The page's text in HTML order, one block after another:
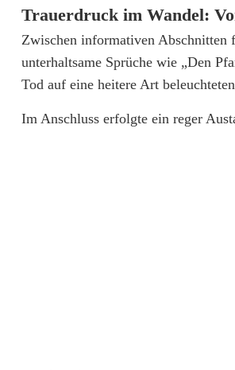
s
t
a
t
Trauerdruck im Wandel:
Zwischen informativen Abschnitten
unterhaltsame Sprüche wie „Den
Tod auf eine heitere Art
Im Anschluss erfolgte ein reger